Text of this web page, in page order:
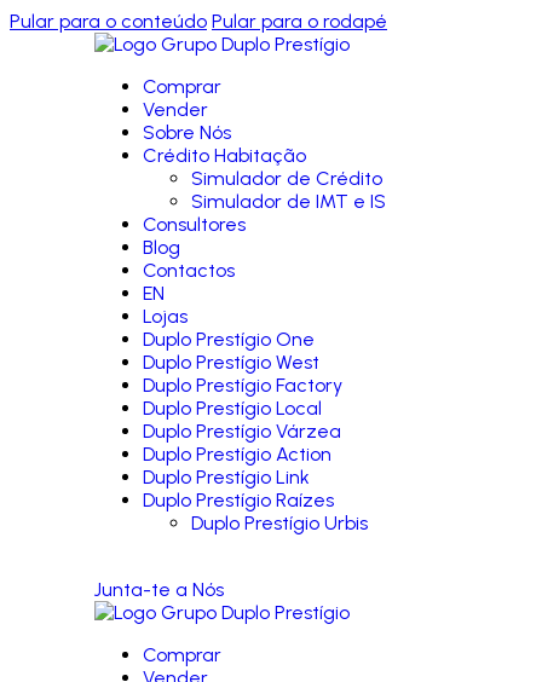
Pular para o conteúdo Pular para o rodapé
Comprar
Vender
Sobre Nós
Crédito Habitação
Simulador de Crédito
Simulador de IMT e IS
Consultores
Blog
Contactos
EN
Lojas
Duplo Prestígio One
Duplo Prestígio West
Duplo Prestígio Factory
Duplo Prestígio Local
Duplo Prestígio Várzea
Duplo Prestígio Action
Duplo Prestígio Link
Duplo Prestígio Raízes
Duplo Prestígio Urbis
Junta-te a Nós
Comprar